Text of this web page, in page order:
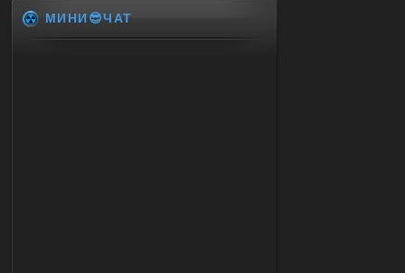
МИНИ😎ЧАТ